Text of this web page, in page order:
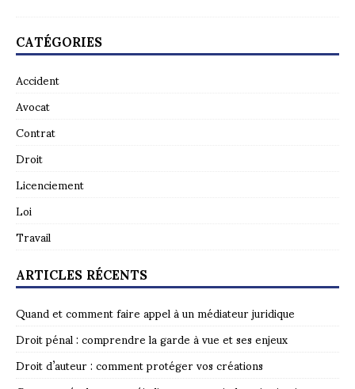
CATÉGORIES
Accident
Avocat
Contrat
Droit
Licenciement
Loi
Travail
ARTICLES RÉCENTS
Quand et comment faire appel à un médiateur juridique
Droit pénal : comprendre la garde à vue et ses enjeux
Droit d’auteur : comment protéger vos créations